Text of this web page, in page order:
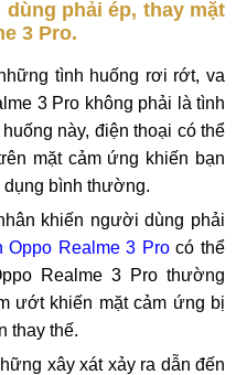
phải ép, thay mặt
3 Pro.
tình huống rơi rớt, va
3 Pro không phải là tình
này, điện thoại có thể
mặt cảm ứng khiến bạn
bình thường.
khiến người dùng phải
Oppo Realme 3 Procó thể
Realme 3 Pro thường
ướt khiến mặt cảm ứng bị
thay thế.
xây xát xảy ra dẫn đến